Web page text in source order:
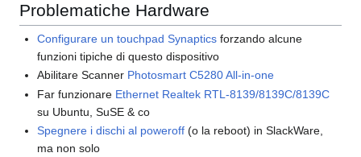
Problematiche Hardware
Configurare un touchpad Synaptics forzando alcune
funzioni tipiche di questo dispositivo
Abilitare Scanner Photosmart C5280 All-in-one
Far funzionare Ethernet Realtek RTL-8139/8139C/8139C
su Ubuntu, SuSE & co
Spegnere i dischi al poweroff (o la reboot) in SlackWare,
ma non solo